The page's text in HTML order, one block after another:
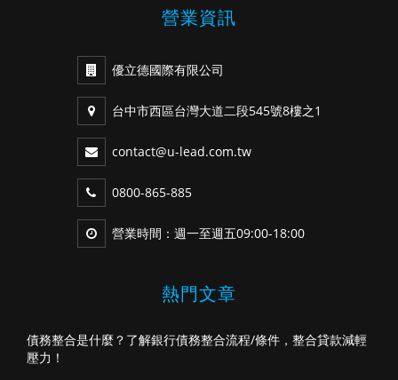
營業資訊
優立德國際有限公司
台中市西區台灣大道二段545號8樓之1
contact@u-lead.com.tw
0800-865-885
營業時間：週一至週五09:00-18:00
熱門文章
債務整合是什麼？了解銀行債務整合流程/條件，整合貸款減輕
壓力！